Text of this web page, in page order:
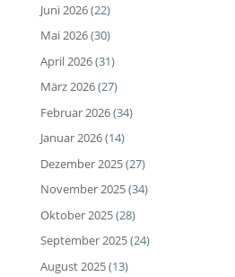
Juni 2026(22)
Mai 2026(30)
April 2026(31)
März 2026(27)
Februar 2026(34)
Januar 2026(14)
Dezember 2025(27)
November 2025(34)
Oktober 2025(28)
September 2025(24)
August 2025(13)